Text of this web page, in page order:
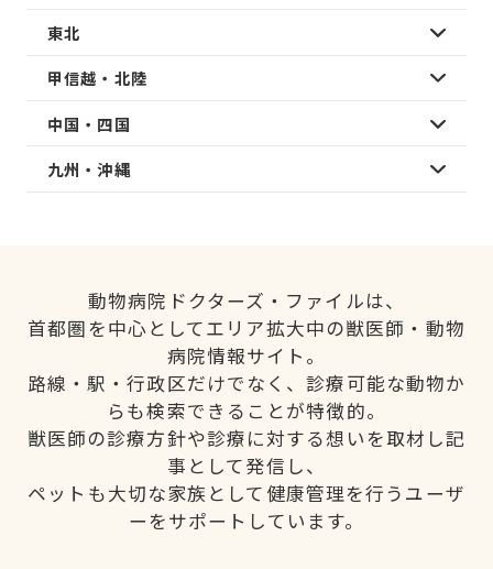
東北
甲信越・北陸
中国・四国
九州・沖縄
動物病院ドクターズ・ファイルは、
首都圏を中心としてエリア拡大中の獣医師・動物
病院情報サイト。
路線・駅・行政区だけでなく、診療可能な動物か
らも検索できることが特徴的。
獣医師の診療方針や診療に対する想いを取材し記
事として発信し、
ペットも大切な家族として健康管理を行うユーザ
ーをサポートしています。